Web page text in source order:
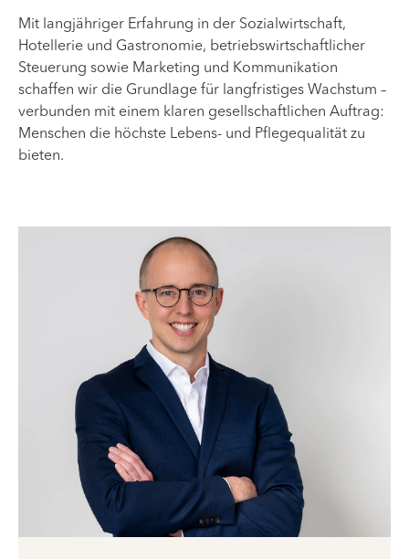
Mit langjähriger Erfahrung in der Sozialwirtschaft,
Hotellerie und Gastronomie, betriebswirtschaftlicher
Steuerung sowie Marketing und Kommunikation
schaffen wir die Grundlage für langfristiges Wachstum –
verbunden mit einem klaren gesellschaftlichen Auftrag:
Menschen die höchste Lebens- und Pflegequalität zu
bieten.